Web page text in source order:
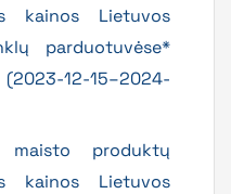
kainos Lietuvos
parduotuvėse*
12-15–2024-
maisto produktų
kainos Lietuvos